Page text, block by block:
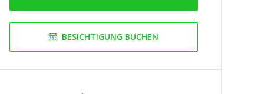
BESICHTIGUNG BUCHEN